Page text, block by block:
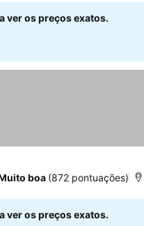
ver os preços exatos.
boa (872 pontuações)
ver os preços exatos.